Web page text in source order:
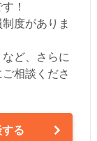
！
度がありま
ど、さらに
相談くださ
る